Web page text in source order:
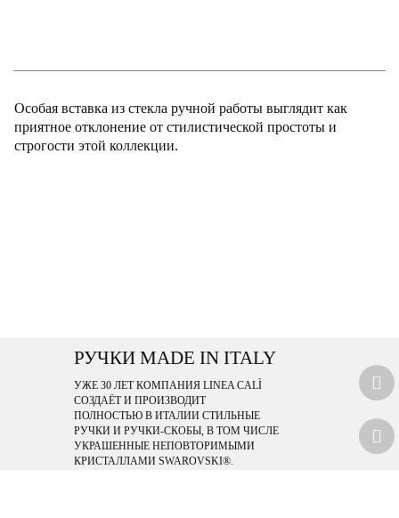
Особая вставка из стекла ручной работы выглядит как
приятное отклонение от стилистической простоты и
строгости этой коллекции.
РУЧКИ MADE IN ITALY
УЖЕ 30 ЛЕТ КОМПАНИЯ LINEA CALÌ
СОЗДАЁТ И ПРОИЗВОДИТ
ПОЛНОСТЬЮ В ИТАЛИИ СТИЛЬНЫЕ
РУЧКИ И РУЧКИ-СКОБЫ, В ТОМ ЧИСЛЕ
УКРАШЕННЫЕ НЕПОВТОРИМЫМИ
КРИСТАЛЛАМИ SWAROVSKI®.